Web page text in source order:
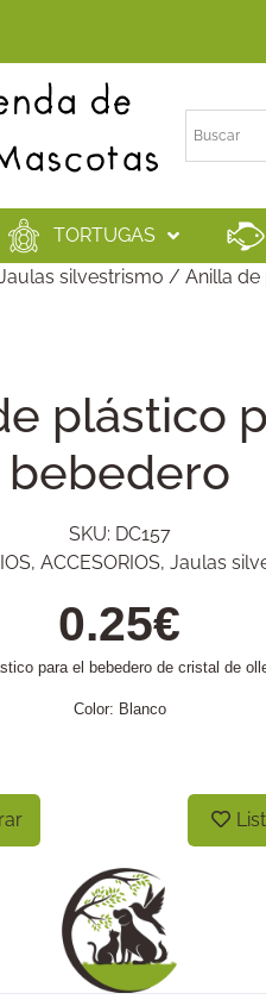
TORTUGAS
silvestrismo / Anilla de
plástico
bebedero
SKU: DC157
, ACCESORIOS, Jaulas
0.25€
para el bebedero de cristal de
Color: Blanco